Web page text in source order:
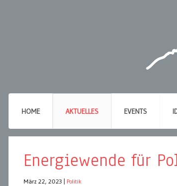
HOME AKTUELLES EVENTS
Energiewende für
März 22, 2023 Politik